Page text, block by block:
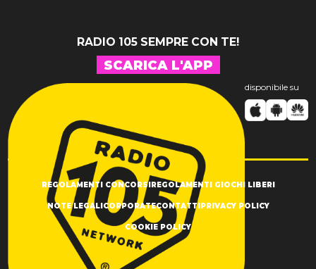
RADIO 105 SEMPRE CON TE!
SCARICA L'APP
disponibile su
REGOLAMENTI CONCORSI REGOLAMENTI GIOCHI LIBERI
NOTE LEGALI CORPORATECONTATTI PRIVACY POLICY
COOKIE POLICY